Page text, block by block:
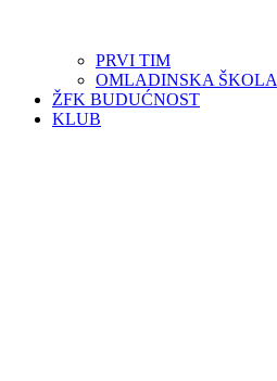
PRVI TIM
OMLADINSKA ŠKOLA
ŽFK BUDUĆNOST
KLUB